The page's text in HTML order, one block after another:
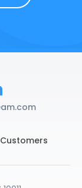
Customers